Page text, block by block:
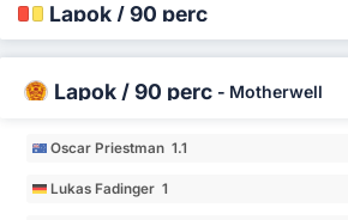
Lapok / 90 perc
Lapok / 90 perc - Motherwell
Oscar Priestman 1.1
Lukas Fadinger 1